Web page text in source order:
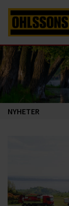
NYHETER